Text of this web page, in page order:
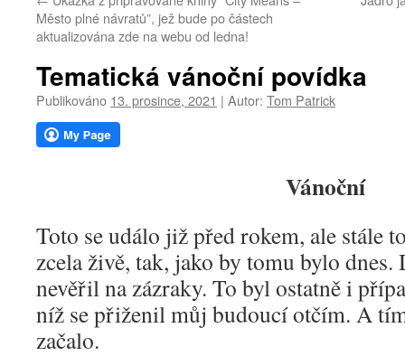
webu
Město plné návratů”, jež bude po částech
aktualizována zde na webu od ledna!
Tematická vánoční povídka
Publikováno 13. prosince, 2021 | Autor: Tom Patrick
Vánoční
Toto se událo již před rokem, ale stále
zcela živě, tak, jako by tomu bylo dnes.
nevěřil na zázraky. To byl ostatně i
níž se přiženil můj budoucí otčím. A
začalo.